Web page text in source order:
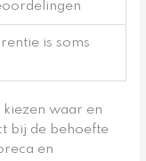
is soms
kiezen waar en
bij de behoefte
en